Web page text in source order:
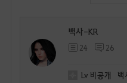
백사-KR
24 26
Lv 비공개 백